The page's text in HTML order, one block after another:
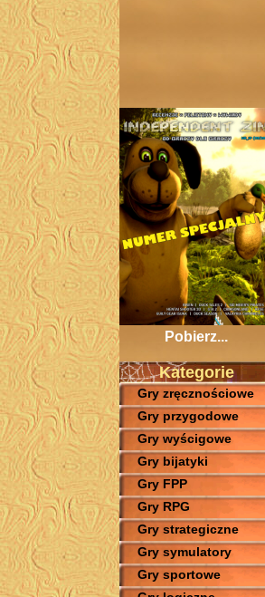
Pobierz...
Kategorie
Gry zręcznościowe
Gry przygodowe
Gry wyścigowe
Gry bijatyki
Gry FPP
Gry RPG
Gry strategiczne
Gry symulatory
Gry sportowe